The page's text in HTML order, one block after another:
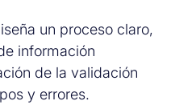
un proceso claro,
información
de la validación
y errores.